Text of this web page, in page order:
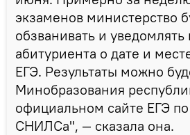
экзаменов министерство
обзванивать и уведомлять
абитуриента о дате и
ЕГЭ. Результаты можно
Минобразования
официальном сайте ЕГЭ
СНИЛСа", — сказала она.